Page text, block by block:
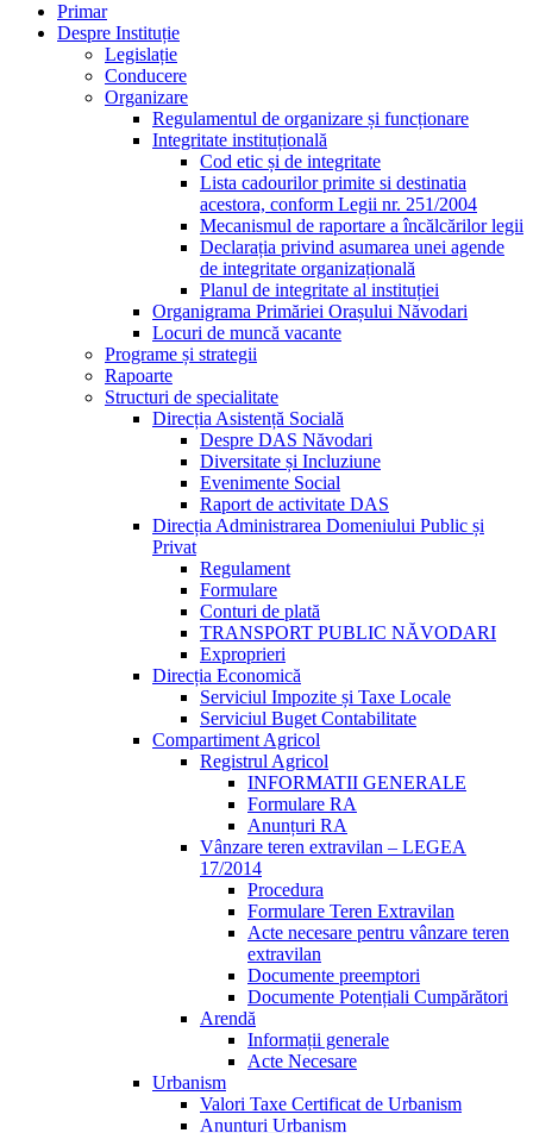
Primar
Despre Instituție
Legislație
Conducere
Organizare
Regulamentul de organizare și funcționare
Integritate instituțională
Cod etic și de integritate
Lista cadourilor primite si destinatia
acestora, conform Legii nr. 251/2004
Mecanismul de raportare a încălcărilor legii
Declarația privind asumarea unei agende
de integritate organizațională
Planul de integritate al instituției
Organigrama Primăriei Orașului Năvodari
Locuri de muncă vacante
Programe și strategii
Rapoarte
Structuri de specialitate
Direcția Asistență Socială
Despre DAS Năvodari
Diversitate și Incluziune
Evenimente Social
Raport de activitate DAS
Direcția Administrarea Domeniului Public și
Privat
Regulament
Formulare
Conturi de plată
TRANSPORT PUBLIC NĂVODARI
Exproprieri
Direcția Economică
Serviciul Impozite și Taxe Locale
Serviciul Buget Contabilitate
Compartiment Agricol
Registrul Agricol
INFORMATII GENERALE
Formulare RA
Anunțuri RA
Vânzare teren extravilan – LEGEA
17/2014
Procedura
Formulare Teren Extravilan
Acte necesare pentru vânzare teren
extravilan
Documente preemptori
Documente Potențiali Cumpărători
Arendă
Informații generale
Acte Necesare
Urbanism
Valori Taxe Certificat de Urbanism
Anunțuri Urbanism